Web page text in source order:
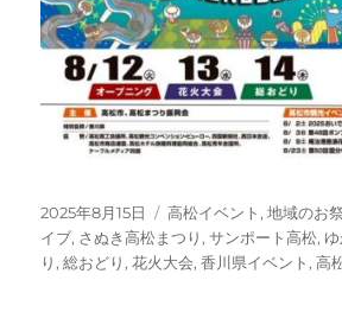
投
稿
日:
2025年8月15日
カ
テ
ゴ
高松イベント ,地域のお
イブ, さぬき高松まつり ,サンポート高松,
り ,総おどり ,花火大会,香川県イベント ,高